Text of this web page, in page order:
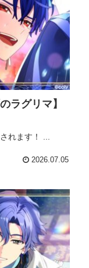
ラグリマ】
れます！ ...
2026.07.05